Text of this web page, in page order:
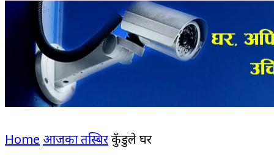
Home आजका तस्बिरकुँडुले घर